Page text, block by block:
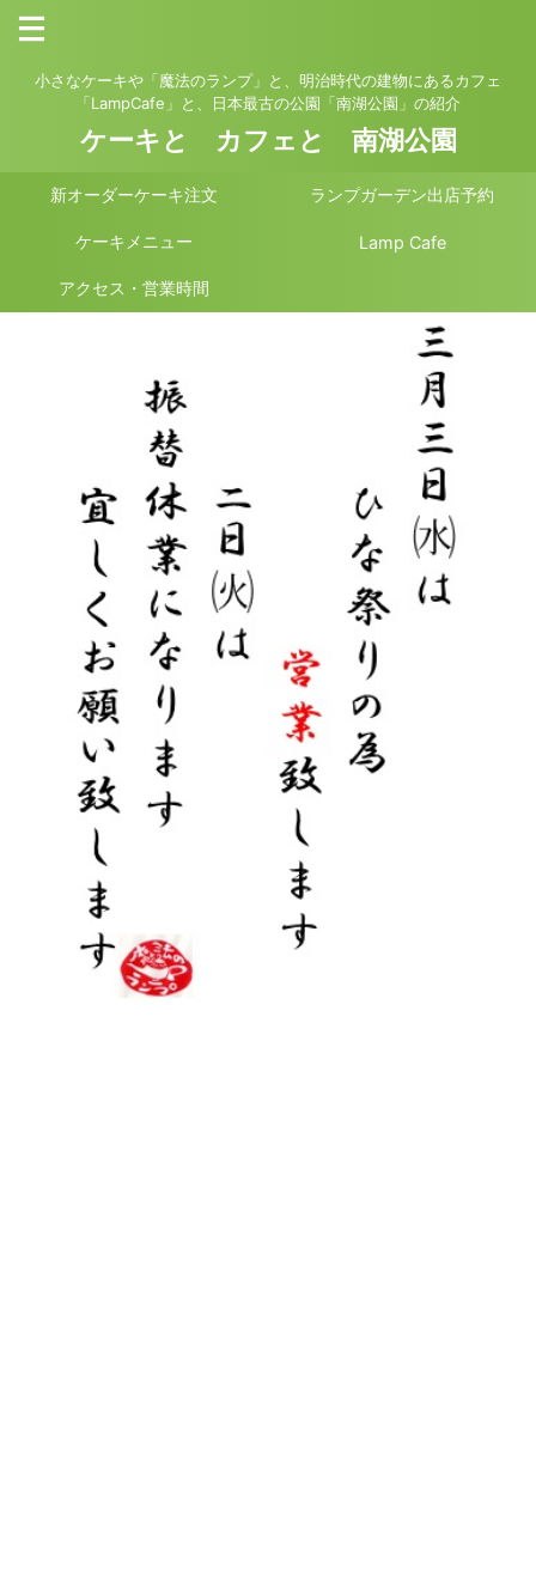
小さなケーキや「魔法のランプ」と、明治時代の建物にあるカフェ
「LampCafe」と、日本最古の公園「南湖公園」の紹介
ケーキと カフェと 南湖公園
新オーダーケーキ注文 ランプガーデン出店予約
ケーキメニュー Lamp Cafe
アクセス・営業時間